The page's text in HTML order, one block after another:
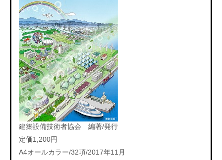
建築設備技術者協会 編著/発行
定価1,200円
A4オールカラー/32項/2017年11月